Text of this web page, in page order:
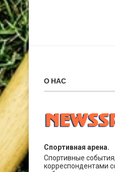
О НАС
Спортивная арена.
Спортивные
корреспондентами